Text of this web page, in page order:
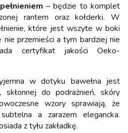
– będzie to komplet
rantem oraz kołderki. W
które jest wszyte w boki
przemieści a tym bardziej nie
certyfikat jakości Oeko-
w dotyku bawełna jest
skłonnej do podrażnień, skóry
wzory sprawiają, że
a zarazem elegancka.
z tyłu zakładkę.